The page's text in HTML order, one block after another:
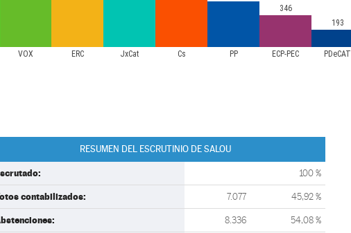
VOX ERC JxCat Cs PP ECP-PEC PDeCAT
346
193
RESUMEN DEL ESCRUTINIO DE SALOU
100 %
contabilizados: 7.077 45,92 %
8.336 54,08 %